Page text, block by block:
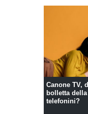
Canone TV,
bolletta
telefonini?